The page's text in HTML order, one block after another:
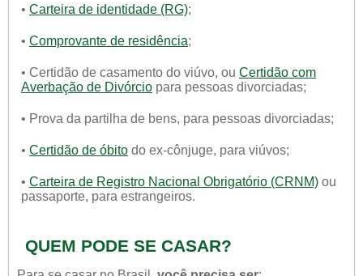
• Carteira de identidade (RG);
• Comprovante de residência;
• Certidão de casamento do viúvo, ou Certidão com
Averbação de Divórcio para pessoas divorciadas;
• Prova da partilha de bens, para pessoas divorciadas;
• Certidão de óbito do ex-cônjuge, para viúvos;
• Carteira de Registro Nacional Obrigatório (CRNM) ou
passaporte, para estrangeiros.
QUEM PODE SE CASAR?